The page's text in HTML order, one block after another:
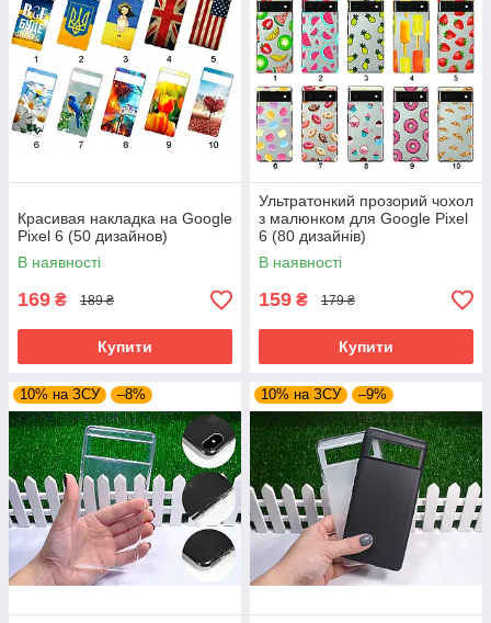
Красивая накладка на Google
Pixel 6 (50 дизайнов)
В наявності
169 ₴ 189 ₴
Купити
Ультратонкий прозорий чохол
з малюнком для Google Pixel
6 (80 дизайнів)
В наявності
159 ₴ 179 ₴
Купити
10% на ЗСУ –8% 10% на ЗСУ –9%